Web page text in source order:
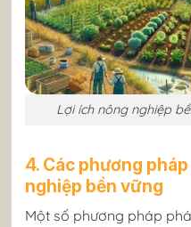
Lợi ích nông nghiệp
4. Các phương
nghiệp bền vững
Một số phương pháp